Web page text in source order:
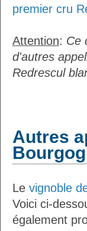
premier cru
Attention: Ce
d'autres
Redrescul
Autres
Le vignoble
Voici ci-
également